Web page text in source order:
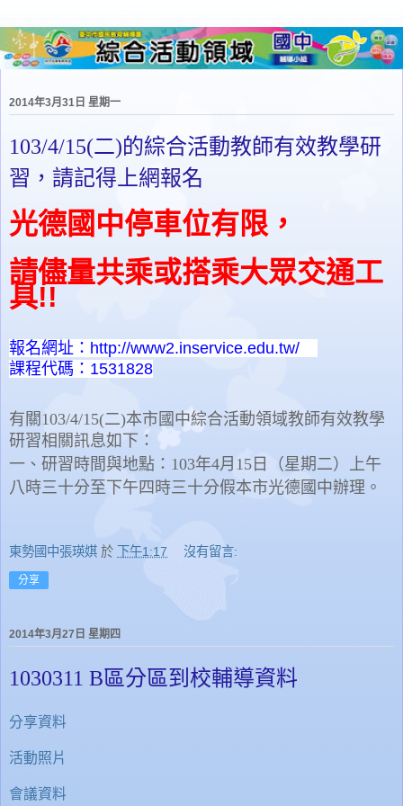
2014年3月31日 星期一
103/4/15(二)的綜合活動教師有效教學研
習，請記得上網報名
光德國中停車位有限，
請儘量共乘或搭乘大眾交通工
具!!
報名網址：http://www2.inservice.edu.tw/
課程代碼：1531828
有關103/4/15(二)本市國中綜合活動領域教師有效教學
研習相關訊息如下：
一、 研習時間與地點：103年4月15日（星期二）
上午
八時三十分至下午四時三十分假本市光德國中辦理。
東勢國中張瑛娸 於 下午1:17 沒有留言:
分享
2014年3月27日 星期四
1030311 B區分區到校輔導資料
分享資料
活動照片
會議資料